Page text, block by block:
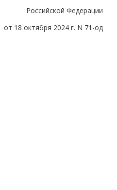
Российской Федерации
от 18 октября 2024 г. N 71-од